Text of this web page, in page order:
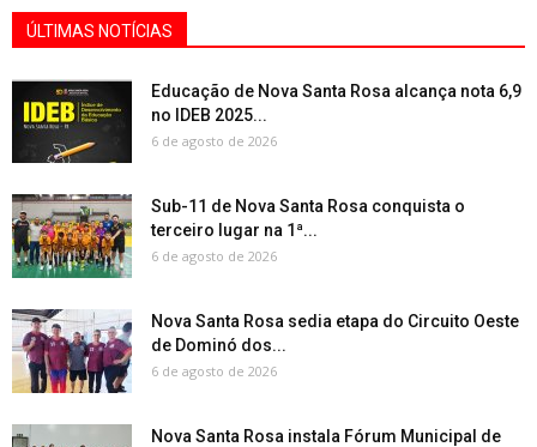
ÚLTIMAS NOTÍCIAS
Educação de Nova Santa Rosa alcança nota 6,9
no IDEB 2025...
6 de agosto de 2026
Sub-11 de Nova Santa Rosa conquista o
terceiro lugar na 1ª...
6 de agosto de 2026
Nova Santa Rosa sedia etapa do Circuito Oeste
de Dominó dos...
6 de agosto de 2026
Nova Santa Rosa instala Fórum Municipal de